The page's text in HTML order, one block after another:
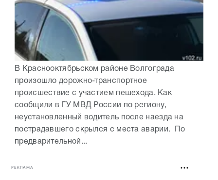
В Краснооктябрьском районе Волгограда
произошло дорожно-транспортное
происшествие с участием пешехода. Как
сообщили в ГУ МВД России по региону,
неустановленный водитель после наезда на
пострадавшего скрылся с места аварии. По
предварительной...
РЕКЛАМА